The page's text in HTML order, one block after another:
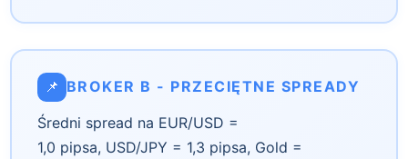
📌 BROKER B - PRZECIĘTNE SPREADY
Średni spread na EUR/USD =
1,0 pipsa, USD/JPY = 1,3 pipsa, Gold =